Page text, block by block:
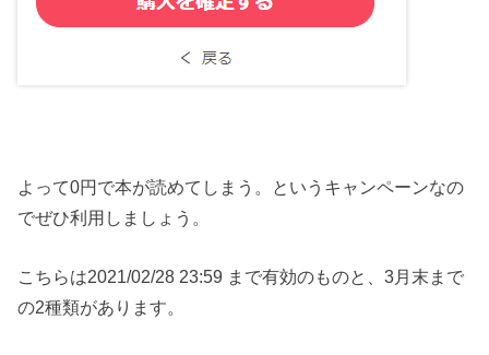
よって0円で本が読めてしまう。というキャンペーンなの
でぜひ利用しましょう。
こちらは2021/02/28 23:59 まで有効のものと、3月末まで
の2種類があります。